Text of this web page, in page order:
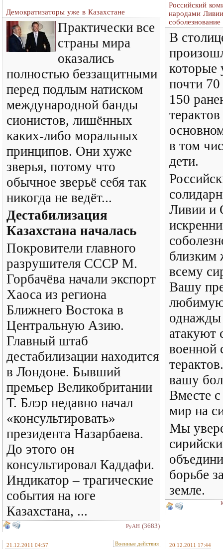
Демократизаторы уже в Казахстане
Практически все
страны мира
оказались
полностью беззащитными
перед подлым натиском
международной банды
сионистов, лишённых
каких-либо моральных
принципов. Они хуже
зверья, потому что
обычное зверьё себя так
никогда не ведёт...
Дестабилизация
Казахстана началась
Покровители главного
разрушителя СССР М.
Горбачёва начали экспорт
Хаоса из региона
Ближнего Востока в
Центральную Азию.
Главный штаб
дестабилизации находится
в Лондоне. Бывший
премьер Великобритании
Т. Блэр недавно начал
«консультировать»
президента Назарбаева.
До этого он
консультировал Каддафи.
Индикатор – трагические
события на юге
Казахстана, ...
РуАН (3683)
Российский
народами
В
которые
почти 70
150
в том
дети.
Ливии и
близким
всему
Вашу
любимую
однажды
военной
вашу
Вместе
мир на
Мы
борьбе
земле.
21.12.2011 04:57 Военные действия 20.12.2011 17:44